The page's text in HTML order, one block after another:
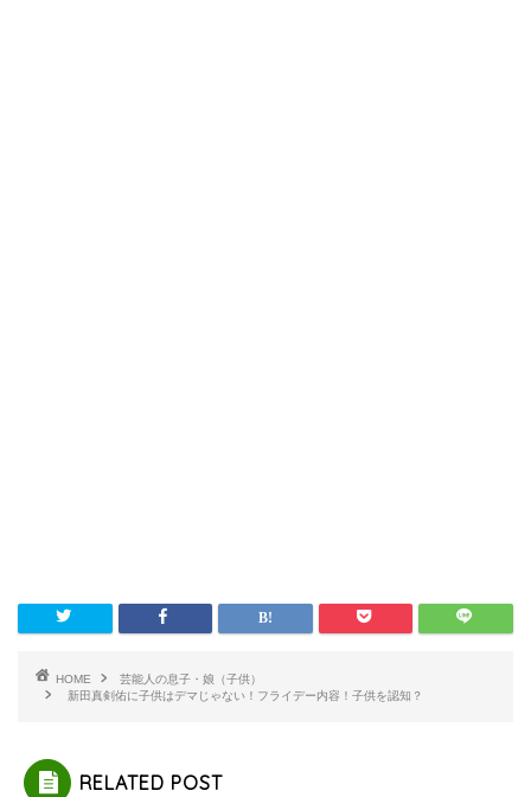
HOME
芸能人の息子・娘（子供）
新田真剣佑に子供はデマじゃない！フライデー内容！子供を認知？
RELATED POST